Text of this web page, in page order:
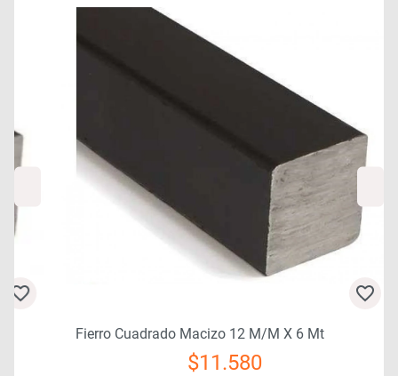
Fierro Cuadrado Macizo 12 M/m X 6 Mt
11.580